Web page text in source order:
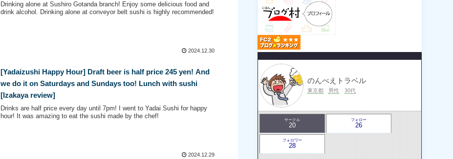
Drinking alone at Sushiro Gotanda branch! Enjoy some delicious food and
drink alcohol. Drinking alone at conveyor belt sushi is highly recommended!
2024.12.30
[Yadaizushi Happy Hour] Draft beer is half price 245 yen! And
we do it on Saturdays and Sundays too! Lunch with sushi
[Izakaya review]
Drinks are half price every day until 7pm! I went to Yadai Sushi for happy
hour! It was amazing to eat the sushi made by the chef!
2024.12.29
のんべえトラベル
東京都 男性 30代
サークル
20
フォロー
26
フォロワー
28